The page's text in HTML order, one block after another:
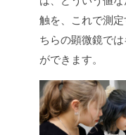
触を、これで測
ちらの顕微鏡で
ができます。